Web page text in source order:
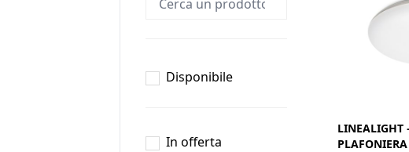
Disponibile
In offerta
LINEALIGHT